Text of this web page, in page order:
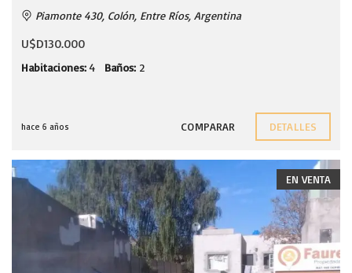
Piamonte 430, Colón, Entre Ríos, Argentina
U$D130.000
Habitaciones: 4 Baños: 2
hace 6 años COMPARAR DETALLES
EN VENTA